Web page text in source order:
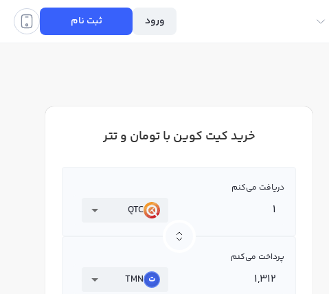
ورود ثبت نام
خرید کیت کوین با تومان و تتر
دریافت می‌کنم
QTC
پرداخت می‌کنم
TMN